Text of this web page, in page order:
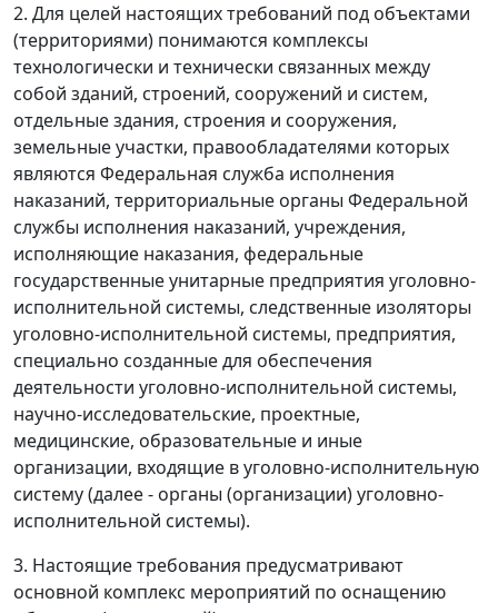
2. Для целей настоящих требований под объектами
(территориями) понимаются комплексы
технологически и технически связанных между
собой зданий, строений, сооружений и систем,
отдельные здания, строения и сооружения,
земельные участки, правообладателями которых
являются Федеральная служба исполнения
наказаний, территориальные органы Федеральной
службы исполнения наказаний, учреждения,
исполняющие наказания, федеральные
государственные унитарные предприятия уголовно-
исполнительной системы, следственные изоляторы
уголовно-исполнительной системы, предприятия,
специально созданные для обеспечения
деятельности уголовно-исполнительной системы,
научно-исследовательские, проектные,
медицинские, образовательные и иные
организации, входящие в уголовно-исполнительную
систему (далее - органы (организации) уголовно-
исполнительной системы).
3. Настоящие требования предусматривают
основной комплекс мероприятий по оснащению